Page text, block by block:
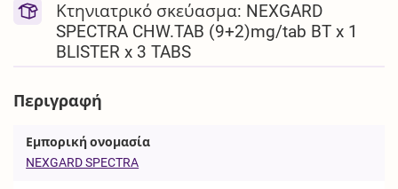
Κτηνιατρικό σκεύασμα: NEXGARD
SPECTRA CHW.TAB (9+2)mg/tab BT x 1
BLISTER x 3 TABS
Περιγραφή
Εμπορική ονομασία
NEXGARD SPECTRA